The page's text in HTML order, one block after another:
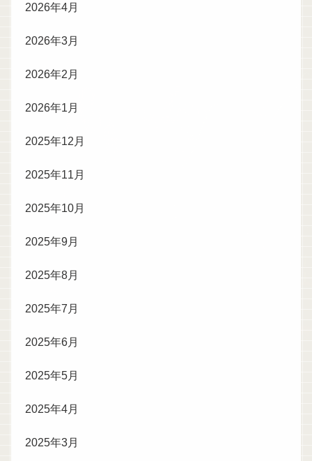
2026年4月
2026年3月
2026年2月
2026年1月
2025年12月
2025年11月
2025年10月
2025年9月
2025年8月
2025年7月
2025年6月
2025年5月
2025年4月
2025年3月